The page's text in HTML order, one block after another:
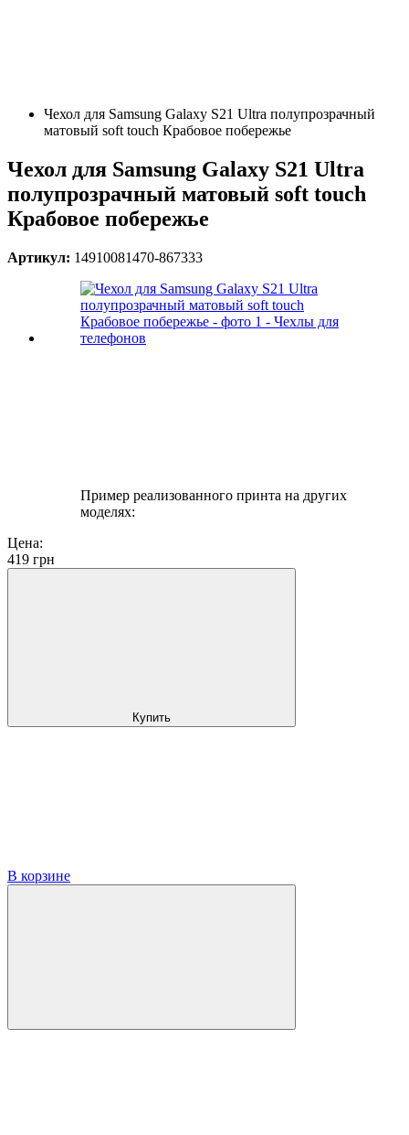
Чехол для Samsung Galaxy S21 Ultra полупрозрачный
матовый soft touch Крабовое побережье
Чехол для Samsung Galaxy S21 Ultra
полупрозрачный матовый soft touch
Крабовое побережье
Артикул: 14910081470-867333
Пример реализованного принта на других
моделях:
Цена:
419 грн
Купить
В корзине